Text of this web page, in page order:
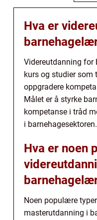
Hva er
Videreutdanning for
kurs og studier som
oppgradere
Målet er å styrke
kompetanse i tråd
i barnehagesektoren.
Hva er noen
Noen populære
masterutdanning i